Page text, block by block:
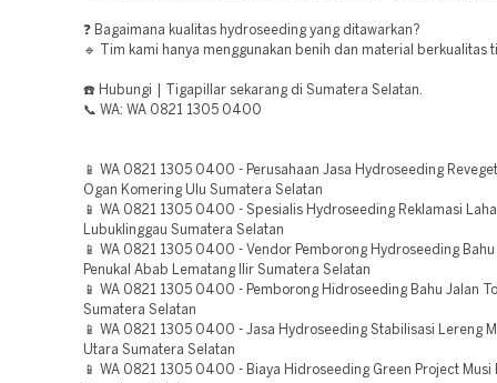
❓ Bagaimana kualitas hydroseeding yang ditawarkan?
🔹 Tim kami hanya menggunakan benih dan material berkualitas
☎️ Hubungi | Tigapillar sekarang di Sumatera Selatan.
📞 WA: WA 0821 1305 0400
📱 WA 0821 1305 0400 - Perusahaan Jasa Hydroseeding
Ogan Komering Ulu Sumatera Selatan
📱 WA 0821 1305 0400 - Spesialis Hydroseeding Reklamasi
Lubuklinggau Sumatera Selatan
📱 WA 0821 1305 0400 - Vendor Pemborong Hydroseeding Bahu
Penukal Abab Lematang Ilir Sumatera Selatan
📱 WA 0821 1305 0400 - Pemborong Hidroseeding Bahu Jalan
Sumatera Selatan
📱 WA 0821 1305 0400 - Jasa Hydroseeding Stabilisasi Lereng
Utara Sumatera Selatan
📱 WA 0821 1305 0400 - Biaya Hidroseeding Green Project Musi